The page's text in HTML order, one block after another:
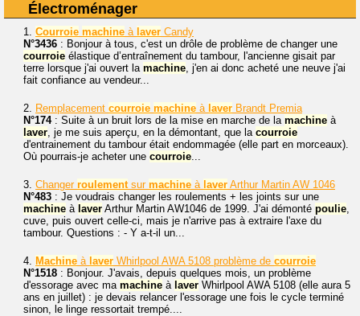
Électroménager
1. Courroie machine à laver Candy
N°3436 : Bonjour à tous, c'est un drôle de problème de changer une
courroie élastique d’entraînement du tambour, l'ancienne gisait par
terre lorsque j'ai ouvert la machine, j'en ai donc acheté une neuve j'ai
fait confiance au vendeur...
2. Remplacement courroie machine à laver Brandt Premia
N°174: Suite à un bruit lors de la mise en marche de la machine à
laver, je me suis aperçu, en la démontant, que la courroie
d'entrainement du tambour était endommagée (elle part en morceaux).
Où pourrais-je acheter une courroie...
3. Changer roulementsur machine à laver Arthur Martin AW 1046
N°483 : Je voudrais changer les roulements + les joints sur une
machine à laver Arthur Martin AW1046 de 1999. J'ai démonté poulie,
cuve, puis ouvert celle-ci, mais je n'arrive pas à extraire l'axe du
tambour. Questions : - Y a-t-il un...
4. Machine à laver Whirlpool AWA 5108 problème de courroie
N°1518 : Bonjour. J'avais, depuis quelques mois, un problème
d'essorage avec ma machine à laver Whirlpool AWA 5108 (elle aura 5
ans en juillet) : je devais relancer l'essorage une fois le cycle terminé
sinon, le linge ressortait trempé....